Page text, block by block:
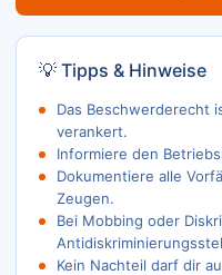
💡 Tipps & Hinweise
Das Beschwerderecht
verankert.
Informiere den
Dokumentiere alle
Zeugen.
Bei Mobbing oder
Kein Nachteil darf dir